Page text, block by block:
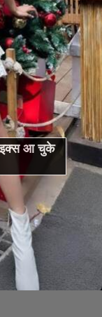
आ चुके